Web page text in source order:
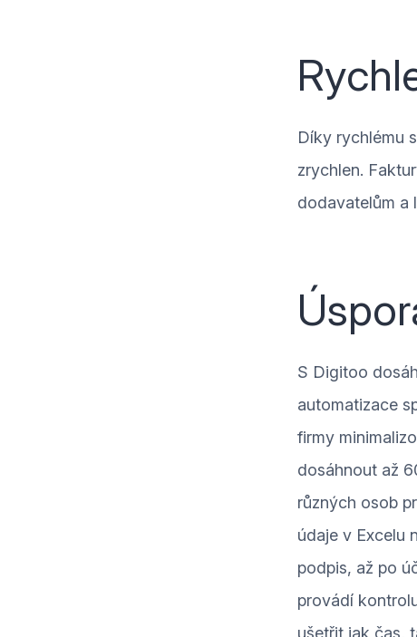
Díky rychlému
zrychlen.
dodavatelům a
S Digitoo
automatizace
firmy
dosáhnout až
různých osob
údaje v Excelu
podpis, až po
provádí
ušetřit jak čas,